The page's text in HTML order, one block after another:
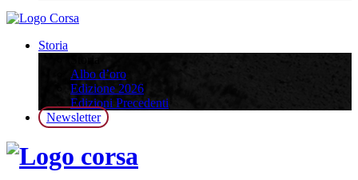
Storia
Albo d’oro
Edizione 2026
Edizioni Precedenti
Newsletter